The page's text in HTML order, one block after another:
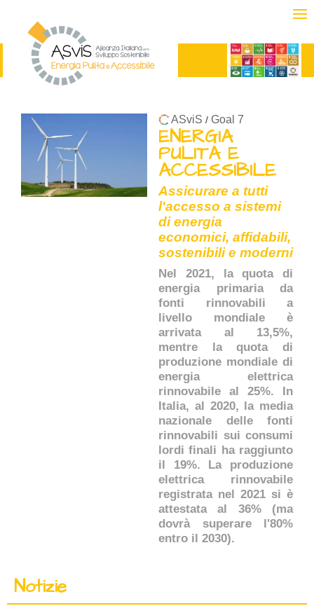
ASviS / Goal 7
ENERGIA
PULITA E
ACCESSIBILE
Assicurare a tutti
l'accesso a sistemi
di energia
economici, affidabili,
sostenibili e moderni
Nel 2021, la quota di
energia primaria da
fonti rinnovabili a
livello mondiale è
arrivata al 13,5%,
mentre la quota di
produzione mondiale di
energia elettrica
rinnovabile al 25%. In
Italia, al 2020, la media
nazionale delle fonti
rinnovabili sui consumi
lordi finali ha raggiunto
il 19%. La produzione
elettrica rinnovabile
registrata nel 2021 si è
attestata al 36% (ma
dovrà superare l'80%
entro il 2030).
Notizie